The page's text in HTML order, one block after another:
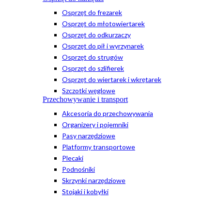
Osprzęt do frezarek
Osprzęt do młotowiertarek
Osprzęt do odkurzaczy
Osprzęt do pił i wyrzynarek
Osprzęt do strugów
Osprzęt do szlifierek
Osprzęt do wiertarek i wkrętarek
Szczotki węglowe
Przechowywanie i transport
Akcesoria do przechowywania
Organizery i pojemniki
Pasy narzędziowe
Platformy transportowe
Plecaki
Podnośniki
Skrzynki narzędziowe
Stojaki i kobyłki